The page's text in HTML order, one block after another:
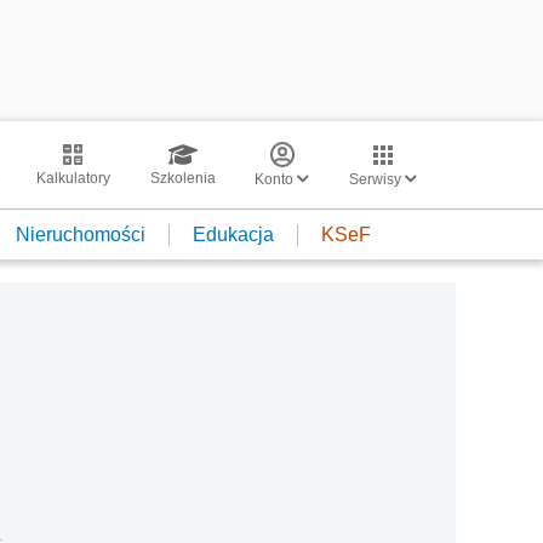
Kalkulatory Szkolenia Konto Serwisy
Nieruchomości Edukacja KSeF